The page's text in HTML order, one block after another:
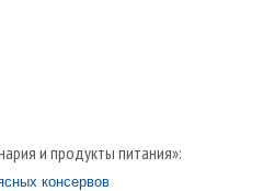
и продукты питания»:
консервов